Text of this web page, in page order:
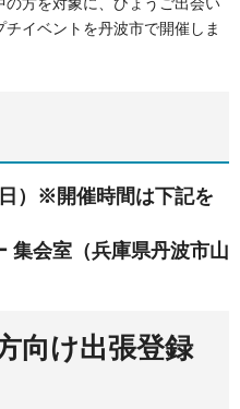
イベントを丹波市で開催しま
）※開催時間は下記を
集会室（兵庫県丹波市山
向け出張登録